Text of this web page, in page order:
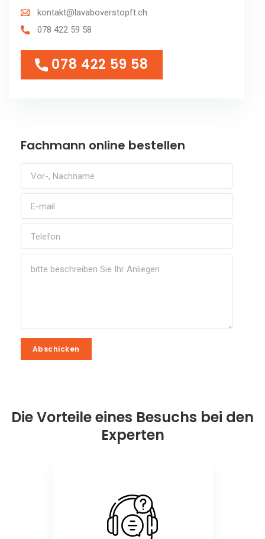
kontakt@lavaboverstopft.ch
078 422 59 58
078 422 59 58
078 422 59 58
Fachmann online bestellen
Abschicken
Abschicken
Die Vorteile eines Besuchs bei den
Experten